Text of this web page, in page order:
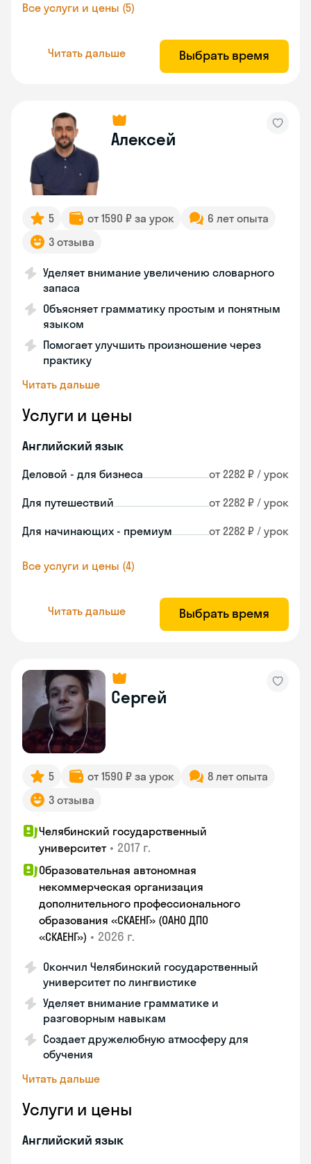
Все услуги и цены (5)
Читать дальше Выбрать время
Алексей
5 от 1590 ₽ за урок
6 лет опыта
3 отзыва
Уделяет внимание увеличению словарного
запаса
Объясняет грамматику простым и понятным
языком
Помогает улучшить произношение через
практику
Читать дальше
Услуги и цены
Английский язык
Деловой - для бизнеса от 2282 ₽ / урок
Для путешествий от 2282 ₽ / урок
Для начинающих - премиум от 2282 ₽ / урок
Все услуги и цены (4)
Читать дальше Выбрать время
Сергей
5 от 1590 ₽ за урок
8 лет опыта
3 отзыва
Челябинский государственный
университет • 2017 г.
Образовательная автономная
некоммерческая организация
дополнительного профессионального
образования «СКАЕНГ» (ОАНО ДПО
«СКАЕНГ») • 2026 г.
Окончил Челябинский государственный
университет по лингвистике
Уделяет внимание грамматике и
разговорным навыкам
Создает дружелюбную атмосферу для
обучения
Читать дальше
Услуги и цены
Английский язык